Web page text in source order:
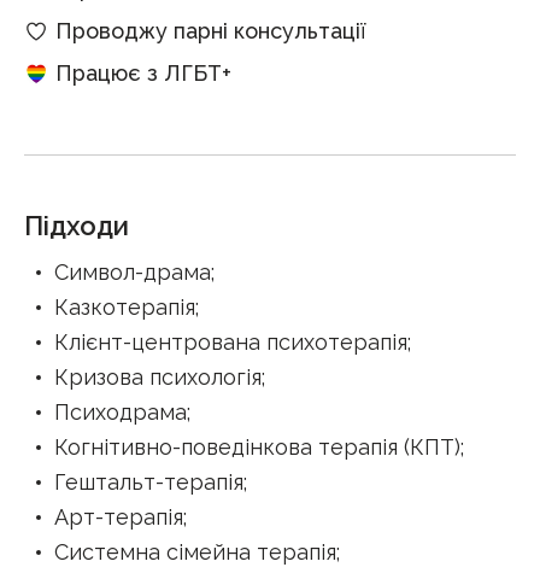
Проводжу парні консультації
Працює з ЛГБТ+
Підходи
Символ-драма;
Казкотерапія;
Клієнт-центрована психотерапія;
Кризова психологія;
Психодрама;
Когнітивно-поведінкова терапія (КПТ);
Гештальт-терапія;
Арт-терапія;
Системна сімейна терапія;